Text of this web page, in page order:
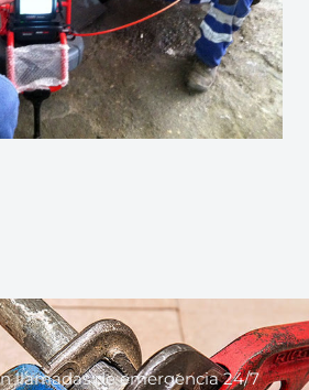
llamadas de emergencia 24/7